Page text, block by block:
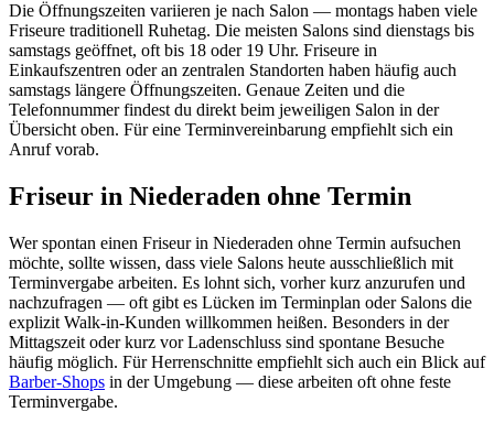
Die Öffnungszeiten variieren je nach Salon — montags haben viele
Friseure traditionell Ruhetag. Die meisten Salons sind dienstags bis
samstags geöffnet, oft bis 18 oder 19 Uhr. Friseure in
Einkaufszentren oder an zentralen Standorten haben häufig auch
samstags längere Öffnungszeiten. Genaue Zeiten und die
Telefonnummer findest du direkt beim jeweiligen Salon in der
Übersicht oben. Für eine Terminvereinbarung empfiehlt sich ein
Anruf vorab.
Friseur in Niederaden ohne Termin
Wer spontan einen Friseur in Niederaden ohne Termin aufsuchen
möchte, sollte wissen, dass viele Salons heute ausschließlich mit
Terminvergabe arbeiten. Es lohnt sich, vorher kurz anzurufen und
nachzufragen — oft gibt es Lücken im Terminplan oder Salons die
explizit Walk-in-Kunden willkommen heißen. Besonders in der
Mittagszeit oder kurz vor Ladenschluss sind spontane Besuche
häufig möglich. Für Herrenschnitte empfiehlt sich auch ein Blick auf
Barber-Shops in der Umgebung — diese arbeiten oft ohne feste
Terminvergabe.